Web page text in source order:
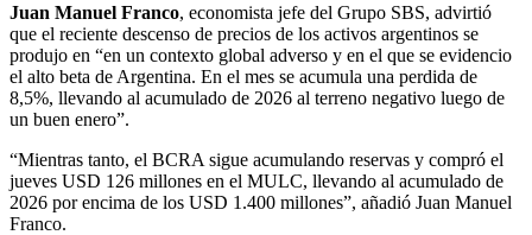
Juan Manuel Franco, economista jefe del Grupo SBS, advirtió
que el reciente descenso de precios de los activos argentinos se
produjo en “en un contexto global adverso y en el que se evidencio
el alto beta de Argentina. En el mes se acumula una perdida de
8,5%, llevando al acumulado de 2026 al terreno negativo luego de
un buen enero”.
“Mientras tanto, el BCRA sigue acumulando reservas y compró el
jueves USD 126 millones en el MULC, llevando al acumulado de
2026 por encima de los USD 1.400 millones”, añadió Juan Manuel
Franco.